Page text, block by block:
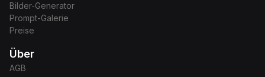
Bilder-Generator
Prompt-Galerie
Preise
Über
AGB